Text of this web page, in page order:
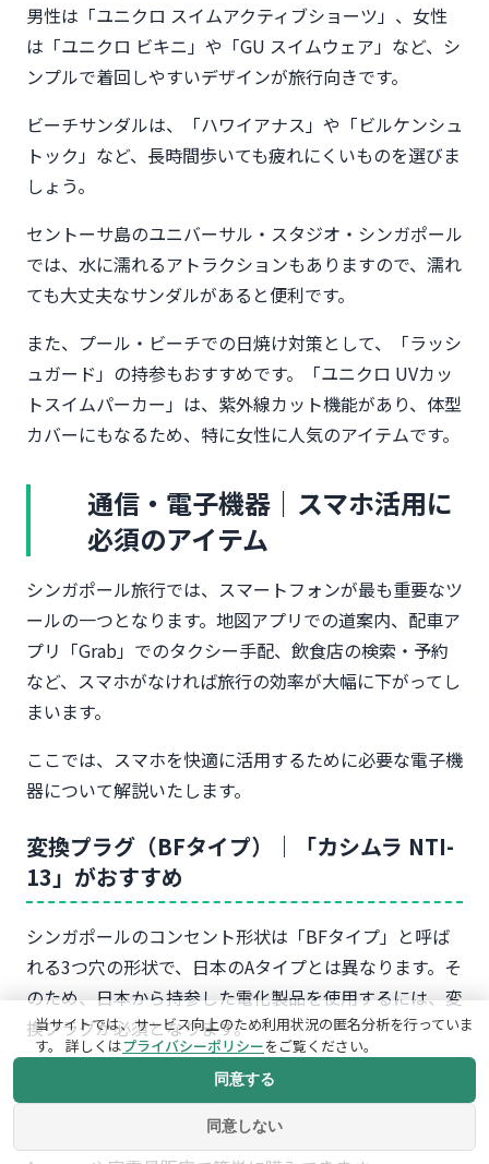
男性は「ユニクロ スイムアクティブショーツ」、女性
は「ユニクロ ビキニ」や「GU スイムウェア」など、シ
ンプルで着回しやすいデザインが旅行向きです。
ビーチサンダルは、「ハワイアナス」や「ビルケンシュ
トック」など、長時間歩いても疲れにくいものを選びま
しょう。
セントーサ島のユニバーサル・スタジオ・シンガポール
では、水に濡れるアトラクションもありますので、濡れ
ても大丈夫なサンダルがあると便利です。
また、プール・ビーチでの日焼け対策として、「ラッシ
ュガード」の持参もおすすめです。「ユニクロ UVカッ
トスイムパーカー」は、紫外線カット機能があり、体型
カバーにもなるため、特に女性に人気のアイテムです。
通信・電子機器｜スマホ活用に
必須のアイテム
シンガポール旅行では、スマートフォンが最も重要なツ
ールの一つとなります。地図アプリでの道案内、配車ア
プリ「Grab」でのタクシー手配、飲食店の検索・予約
など、スマホがなければ旅行の効率が大幅に下がってし
まいます。
ここでは、スマホを快適に活用するために必要な電子機
器について解説いたします。
変換プラグ（BFタイプ）｜「カシムラ NTI-
13」がおすすめ
シンガポールのコンセント形状は「BFタイプ」と呼ば
れる3つ穴の形状で、日本のAタイプとは異なります。そ
のため、日本から持参した電化製品を使用するには、変
換プラグが必須となります。
おすすめの変換プラグは「カシムラ NTI-13 海外用変換
プラグ BFタイプ」です。価格は500円前後と安価であ
りながら、しっかりとした作りで信頼性が高く、
当サイトでは、サービス向上のため利用状況の匿名分析を行っていま
す。 詳しくはプライバシーポリシーをご覧ください。
同意しない
同意する